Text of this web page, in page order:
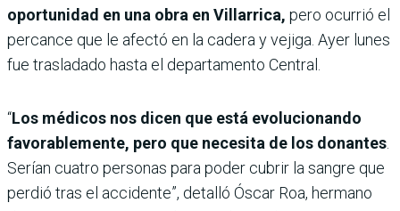
oportunidad en una obra en Villarrica, pero ocurrió el
percance que le afectó en la cadera y vejiga. Ayer lunes
fue trasladado hasta el departamento Central.
“Los médicos nos dicen que está evolucionando
favorablemente, pero que necesita de los donantes
Serían cuatro personas para poder cubrir la sangre que
perdió tras el accidente”, detalló Óscar Roa, hermano